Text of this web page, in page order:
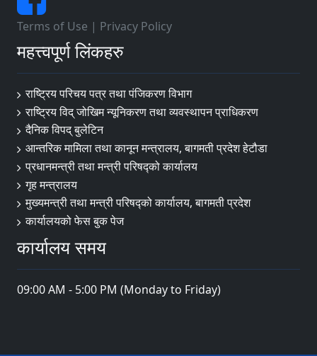
Terms of Use | Privacy Policy
महत्त्वपूर्ण लिंकहरु
राष्ट्रिय परिचय पत्र तथा पंजिकरण विभाग
राष्ट्रिय विद् जोखिम न्यूनिकरण तथा व्यवस्थापन प्राधिकरण
दैनिक विपद् बुलेटिन
आन्तरिक मामिला तथा कानून मन्त्रालय, बागमती प्रदेश हेटौडा
प्रधानमन्त्री तथा मन्त्री परिषद्को कार्यालय
गृह मन्त्रालय
मुख्यमन्त्री तथा मन्त्री परिषद्को कार्यालय, बागमती प्रदेश
कार्यालयको फेस बुक पेज
कार्यालय समय
09:00 AM - 5:00 PM (Monday to Friday)